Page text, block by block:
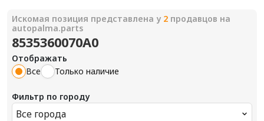
Искомая позиция представлена у 2 продавцов на
autopalma.parts
8535360070A0
Отображать
Все
Только наличие
Фильтр по городу
Все города